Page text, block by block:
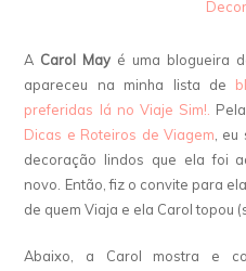
A Carol May é uma blogueira
apareceu na minha lista de
preferidas lá no Viaje Sim!.
Dicas e Roteiros de Viagem ,
decoração lindos que ela foi
novo. Então, fiz o convite para
de quem Viaja e ela Carol topou
Abaixo, a Carol mostra e